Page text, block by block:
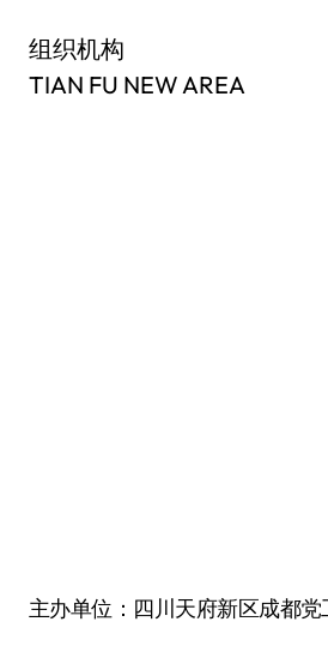
组织机构
TIAN FU NEW AREA
主办单位：四川天府新区成都